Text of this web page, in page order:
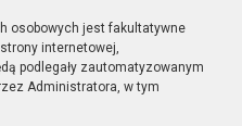
osobowych jest fakultatywne
internetowej,
podlegały zautomatyzowanym
Administratora, w tym